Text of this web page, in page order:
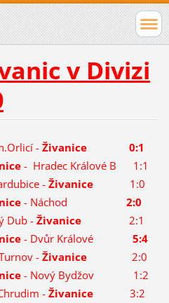
v Divizi
- Živanice
0:1
- Hradec Králové B 1:1
- Živanice
1:0
- Náchod 2:0
Dub - Živanice
2:1
- Dvůr Králové 5:4
- Živanice2:0
- Nový Bydžov 1:2
-Živanice3:2